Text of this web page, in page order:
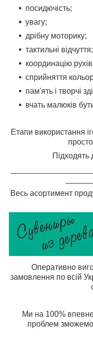
посидючість;
увагу;
дрібну моторику;
тактильні відчуття;
координацію
сприйняття
пам'ять і творчі
вчать малюків
Етапи використання
Підходять
Весь асортимент
Оперативно
замовлення по всій
Ми на 100%
проблем зможемо